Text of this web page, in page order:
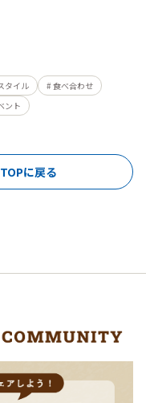
タイル
食べ合わせ
ント
に戻る